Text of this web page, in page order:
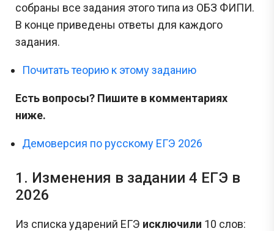
собраны все задания этого типа из ОБЗ ФИПИ.
В конце приведены ответы для каждого
задания.
Почитать теорию к этому заданию
Есть вопросы? Пишите в комментариях
ниже.
Демоверсия по русскому ЕГЭ 2026
1. Изменения в задании 4 ЕГЭ в
2026
Из списка ударений ЕГЭ исключили 10 слов: